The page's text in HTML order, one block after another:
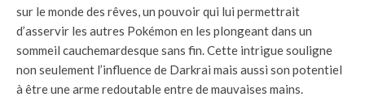
sur le monde des rêves, un pouvoir qui lui permettrait
d’asservir les autres Pokémon en les plongeant dans un
sommeil cauchemardesque sans fin. Cette intrigue souligne
non seulement l’influence de Darkrai mais aussi son potentiel
à être une arme redoutable entre de mauvaises mains.